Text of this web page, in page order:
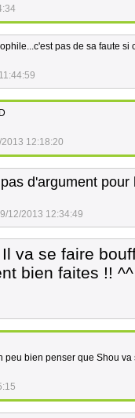
pas de sa faute
12:18:20
d'argument pour
12/2013 12:34:49
va se faire
bien faites !!
peu bien penser que Shou